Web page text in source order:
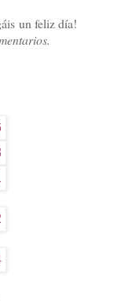
un feliz día!